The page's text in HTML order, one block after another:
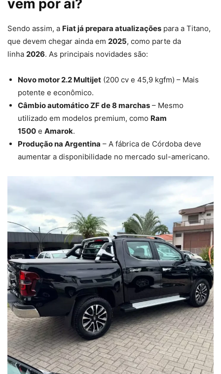
vem por aí?
Sendo assim, a Fiat já prepara atualizações para a Titano,
que devem chegar ainda em 2025, como parte da
linha 2026. As principais novidades são:
Novo motor 2.2 Multijet (200 cv e 45,9 kgfm) – Mais
potente e econômico.
Câmbio automático ZF de 8 marchas – Mesmo
utilizado em modelos premium, como Ram
1500 e Amarok.
Produção na Argentina – A fábrica de Córdoba deve
aumentar a disponibilidade no mercado sul-americano.